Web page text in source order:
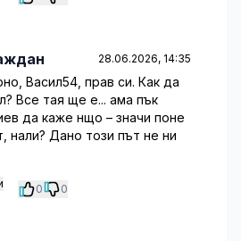
28.06.2026, 14:35
Васил54, прав си. Как да
Все тая ще е... ама пък
да каже нщо – значи поне
нали? Дано този път не ни
0 0